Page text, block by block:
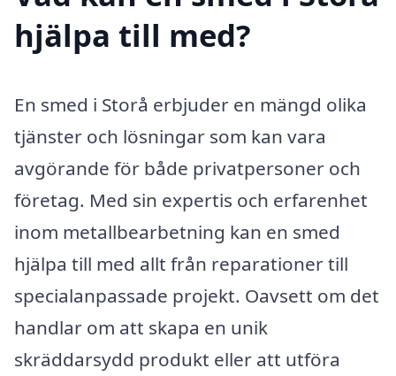
hjälpa till med?
En smed i Storå erbjuder en mängd olika
tjänster och lösningar som kan vara
avgörande för både privatpersoner och
företag. Med sin expertis och erfarenhet
inom metallbearbetning kan en smed
hjälpa till med allt från reparationer till
specialanpassade projekt. Oavsett om det
handlar om att skapa en unik
skräddarsydd produkt eller att utföra